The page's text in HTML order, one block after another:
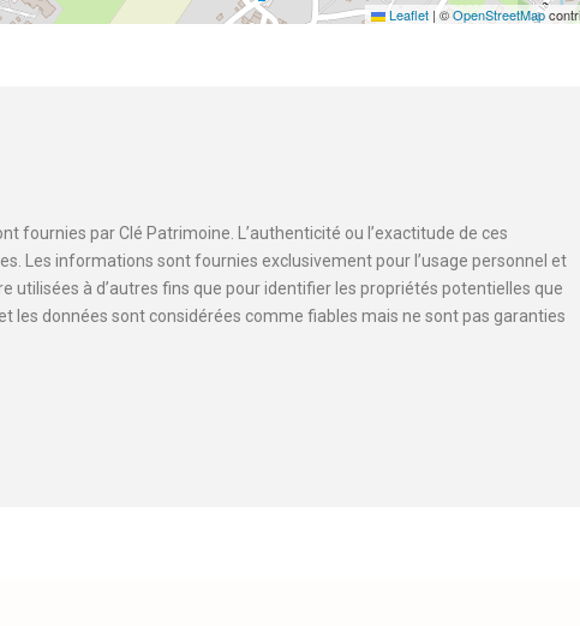
Leaflet | ©OpenStreetMap
fournies par Clé Patrimoine. L’authenticité ou l’exactitude de ces
Les informations sont fournies exclusivement pour l’usage personnel et
à d’autres fins que pour identifier les propriétés potentielles que
les données sont considérées comme fiables mais ne sont pas garanties